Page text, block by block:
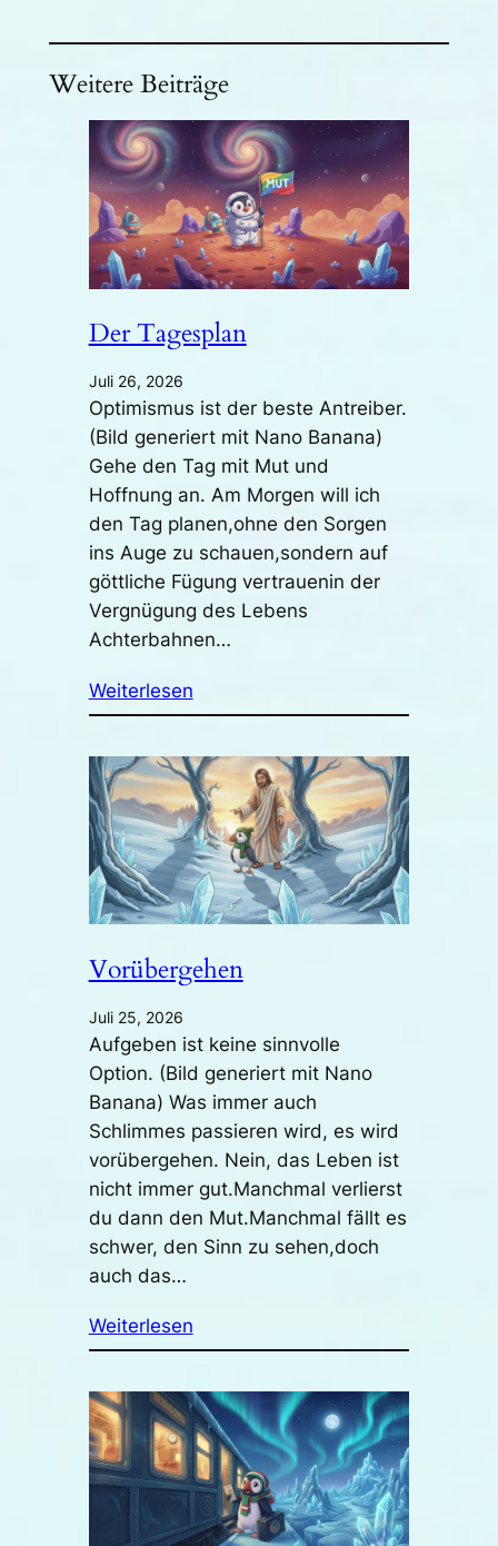
Weitere Beiträge
Der Tagesplan
Juli 26, 2026
Optimismus ist der beste Antreiber.
(Bild generiert mit Nano Banana)
Gehe den Tag mit Mut und
Hoffnung an. Am Morgen will ich
den Tag planen,ohne den Sorgen
ins Auge zu schauen,sondern auf
göttliche Fügung vertrauenin der
Vergnügung des Lebens
Achterbahnen…
Weiterlesen
Vorübergehen
Juli 25, 2026
Aufgeben ist keine sinnvolle
Option. (Bild generiert mit Nano
Banana) Was immer auch
Schlimmes passieren wird, es wird
vorübergehen. Nein, das Leben ist
nicht immer gut.Manchmal verlierst
du dann den Mut.Manchmal fällt es
schwer, den Sinn zu sehen,doch
auch das…
Weiterlesen